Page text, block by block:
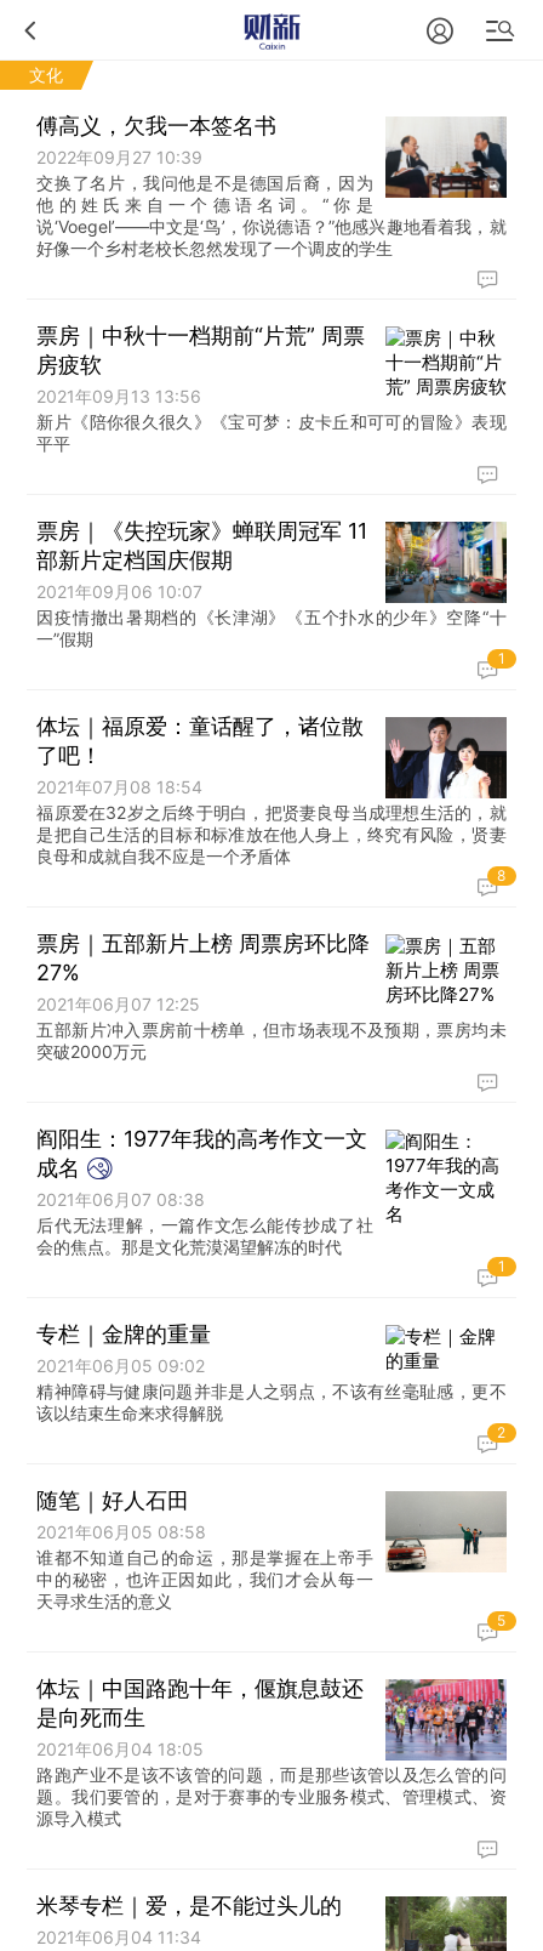
文化
傅高义，欠我一本签名书
2022年09月27 10:39
交换了名片，我问他是不是德国后裔，因为
他的姓氏来自一个德语名词。“你是
说‘Voegel’——中文是‘鸟’，你说德语？”他感兴趣地看着我，就
好像一个乡村老校长忽然发现了一个调皮的学生
票房｜中秋十一档期前“片荒” 周票
房疲软
2021年09月13 13:56
新片《陪你很久很久》《宝可梦：皮卡丘和可可的冒险》表现
平平
票房｜《失控玩家》蝉联周冠军 11
部新片定档国庆假期
2021年09月06 10:07
因疫情撤出暑期档的《长津湖》《五个扑水的少年》空降“十
一”假期
1
体坛｜福原爱：童话醒了，诸位散
了吧！
2021年07月08 18:54
福原爱在32岁之后终于明白，把贤妻良母当成理想生活的，就
是把自己生活的目标和标准放在他人身上，终究有风险，贤妻
良母和成就自我不应是一个矛盾体
8
票房｜五部新片上榜 周票房环比降
27%
2021年06月07 12:25
五部新片冲入票房前十榜单，但市场表现不及预期，票房均未
突破2000万元
阎阳生：1977年我的高考作文一文
成名
2021年06月07 08:38
后代无法理解，一篇作文怎么能传抄成了社
会的焦点。那是文化荒漠渴望解冻的时代
1
专栏｜金牌的重量
2021年06月05 09:02
精神障碍与健康问题并非是人之弱点，不该有丝毫耻感，更不
该以结束生命来求得解脱
2
随笔｜好人石田
2021年06月05 08:58
谁都不知道自己的命运，那是掌握在上帝手
中的秘密，也许正因如此，我们才会从每一
天寻求生活的意义
5
体坛｜中国路跑十年，偃旗息鼓还
是向死而生
2021年06月04 18:05
路跑产业不是该不该管的问题，而是那些该管以及怎么管的问
题。我们要管的，是对于赛事的专业服务模式、管理模式、资
源导入模式
米琴专栏｜爱，是不能过头儿的
2021年06月04 11:34